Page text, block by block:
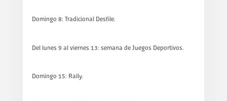
Domingo 8: Tradicional Desfile.
Del lunes 9 al viernes 13: semana de Juegos Deportivos.
Domingo 15: Rally.